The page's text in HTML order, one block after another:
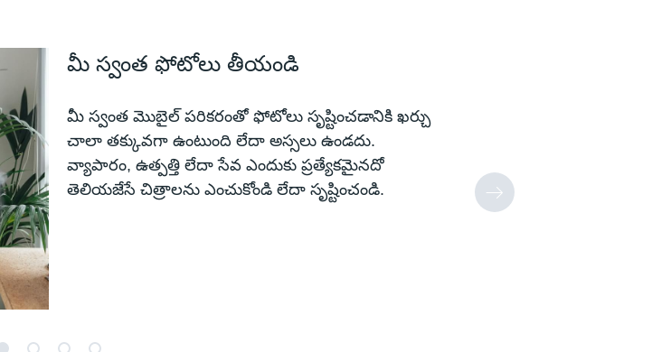
మీ స్వంత ఫోటోలు తీయండి
మీ స్వంత మొబైల్ పరికరంతో ఫోటోలు సృష్టించడానికి ఖర్చు
చాలా తక్కువగా ఉంటుంది లేదా అస్సలు ఉండదు.
వ్యాపారం, ఉత్పత్తి లేదా సేవ ఎందుకు ప్రత్యేకమైనదో
తెలియజేసే చిత్రాలను ఎంచుకోండి లేదా సృష్టించండి.